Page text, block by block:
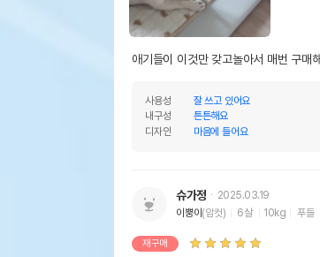
애기들이 이것만 갖고놀아서 매번 구
사용성
잘 쓰고 있어요
내구성
튼튼해요
디자인
마음에 들어요
슈가정
2025.03.19
이뿡이(암컷) 6살 10kg 푸들
재구매